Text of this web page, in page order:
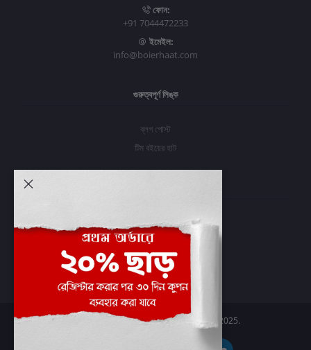
ফোন:
+91 7044472233
ইমেইল:
info@boierhaat.com
গুরুত্বপূর্ণ লিঙ্ক
ব্লগ পোস্ট
টিম বইয়ের হাট
প্রবেশ করুন
অর্ডার ইতিহাস
আমার ইচ্ছাগুলি
অর্ডার ট্র্যাকিং
Boier Haat™ | © All rights reserved 2025.